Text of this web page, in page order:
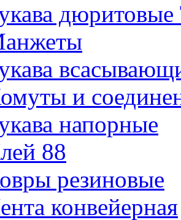
и
напорные
88
резиновые
конвейерная